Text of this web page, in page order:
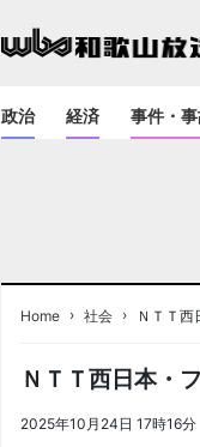
政治 経済 事件・
Home › 社会 › ＮＴＴ
ＮＴＴ西日本・
2025年10月24日 17時16分